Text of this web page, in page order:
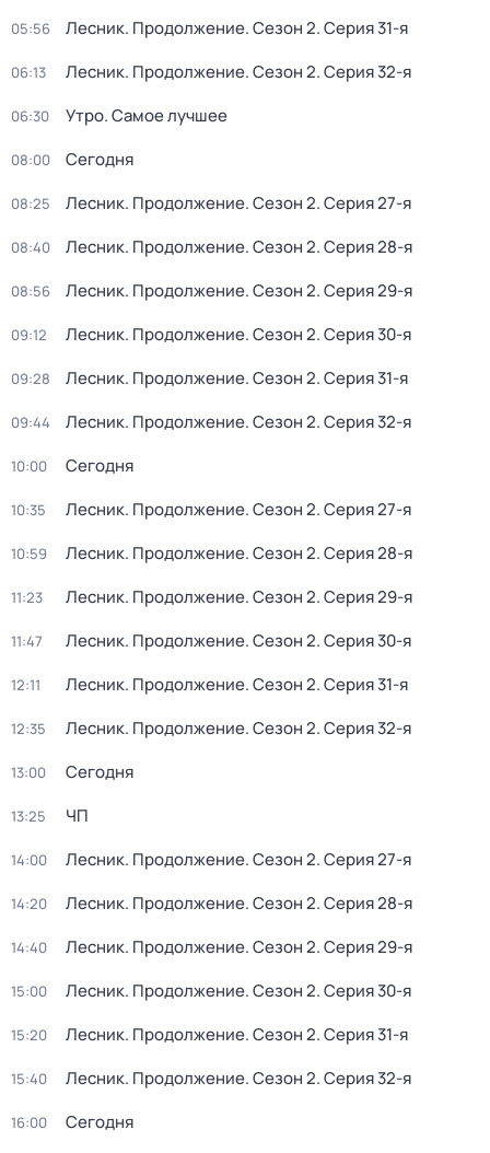
05:56 Лесник. Продолжение. Сезон 2. Серия 31-я
06:13 Лесник. Продолжение. Сезон 2. Серия 32-я
06:30 Утро. Самое лучшее
08:00 Сегодня
08:25 Лесник. Продолжение. Сезон 2. Серия 27-я
08:40 Лесник. Продолжение. Сезон 2. Серия 28-я
08:56 Лесник. Продолжение. Сезон 2. Серия 29-я
09:12 Лесник. Продолжение. Сезон 2. Серия 30-я
09:28 Лесник. Продолжение. Сезон 2. Серия 31-я
09:44 Лесник. Продолжение. Сезон 2. Серия 32-я
10:00 Сегодня
10:35 Лесник. Продолжение. Сезон 2. Серия 27-я
10:59 Лесник. Продолжение. Сезон 2. Серия 28-я
11:23 Лесник. Продолжение. Сезон 2. Серия 29-я
11:47 Лесник. Продолжение. Сезон 2. Серия 30-я
12:11 Лесник. Продолжение. Сезон 2. Серия 31-я
12:35 Лесник. Продолжение. Сезон 2. Серия 32-я
13:00 Сегодня
13:25 ЧП
14:00 Лесник. Продолжение. Сезон 2. Серия 27-я
14:20 Лесник. Продолжение. Сезон 2. Серия 28-я
14:40 Лесник. Продолжение. Сезон 2. Серия 29-я
15:00 Лесник. Продолжение. Сезон 2. Серия 30-я
15:20 Лесник. Продолжение. Сезон 2. Серия 31-я
15:40 Лесник. Продолжение. Сезон 2. Серия 32-я
16:00 Сегодня